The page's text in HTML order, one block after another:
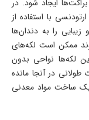
ایجاد شود. در
با استفاده از
را به دندان‌ها
ممکن است لکه‌های
لکه‌ها نواحی بدون
در آنجا مانده
ساخت مواد معدنی